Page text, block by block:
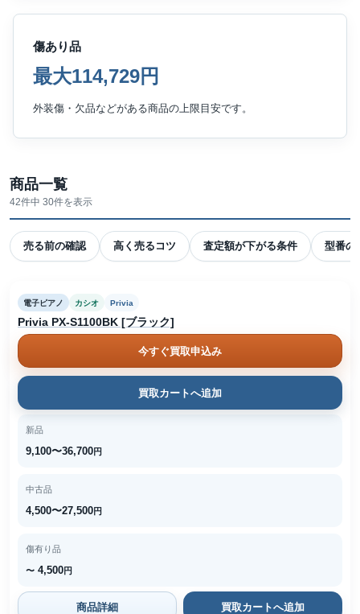
傷あり品
最大114,729円
外装傷・欠品などがある商品の上限目安です。
商品一覧
42件中 30件を表示
売る前の確認 高く売るコツ 査定額が下がる条件 型番の
電子ピアノ カシオ Privia
Privia PX-S1100BK [ブラック]
今すぐ買取申込み
買取カートへ追加
新品
9,100〜36,700円
中古品
4,500〜27,500円
傷有り品
〜 4,500円
商品詳細 買取カートへ追加